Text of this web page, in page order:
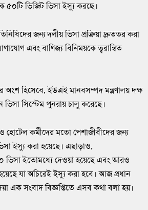
৫০টি ভিজিট ভিসা ইস্যু করছে।
জন্য দলীয় ভিসা প্রক্রিয়া দ্রুততর করা
এবং বাণিজ্য বিনিময়কে ত্বরান্বিত
অংশ হিসেবে, ইউএই মানবসম্পদ মন্ত্রণালয় দক্ষ
ভিসা সিস্টেম পুনরায় চালু করেছে।
ও হোটেল কর্মীদের মতো পেশাজীবীদের জন্য
ইস্যু করা হয়েছে। এছাড়াও,
ভিসা ইতোমধ্যে দেওয়া হয়েছে এবং আরও
যা অচিরেই ইস্যু করা হবে। আজ প্রধান
এক সংবাদ বিজ্ঞপ্তিতে এসব কথা বলা হয়।